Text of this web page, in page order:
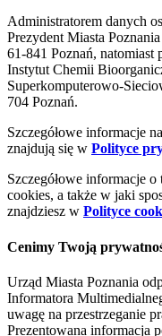
Administratorem danych
Prezydent Miasta
61-841 Poznań, natomiast
Instytut Chemii
Superkomputerowo-
704 Poznań.
Szczegółowe informacje
znajdują się w Polityce
Szczegółowe informacje
cookies, a także w jaki
znajdziesz w Polityce
Cenimy Twoją
Urząd Miasta Poznania
Informatora
uwagę na przestrzeganie
Prezentowana informacja